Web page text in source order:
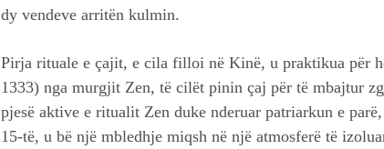
dy vendeve arritën kulmin.
Pirja rituale e çajit, e cila filloi në Kinë, u praktikua për
1333) nga murgjit Zen, të cilët pinin çaj për të mbajtur
pjesë aktive e ritualit Zen duke nderuar patriarkun e
15-të, u bë një mbledhje miqsh në një atmosferë të